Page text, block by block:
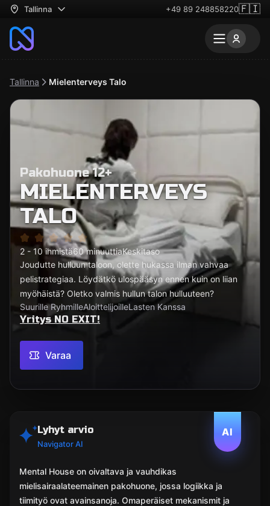
Tallinna +49 89 248858220🇫🇮
Tallinna Mielenterveys Talo
Pakohuone 12+
MIELENTERVEYS
TALO
2 - 10 ihmistä60 minuuttiaKeskitaso
Joudutte hulluun taloon, olette hukassa ilman vahvaa
pelistrategiaa. Löydätkö ulospääsyn ennen kuin on liian
myöhäistä? Oletko valmis hullun talon hulluuteen?
Suurille RyhmilleAloittelijoilleLasten Kanssa
Yritys NO EXIT!
Varaa
AI
Lyhyt arvio
Navigator AI
Mental House on oivaltava ja vauhdikas
mielisairaalateemainen pakohuone, jossa logiikka ja
tiimityö ovat avainsanoja. Omaperäiset mekanismit ja